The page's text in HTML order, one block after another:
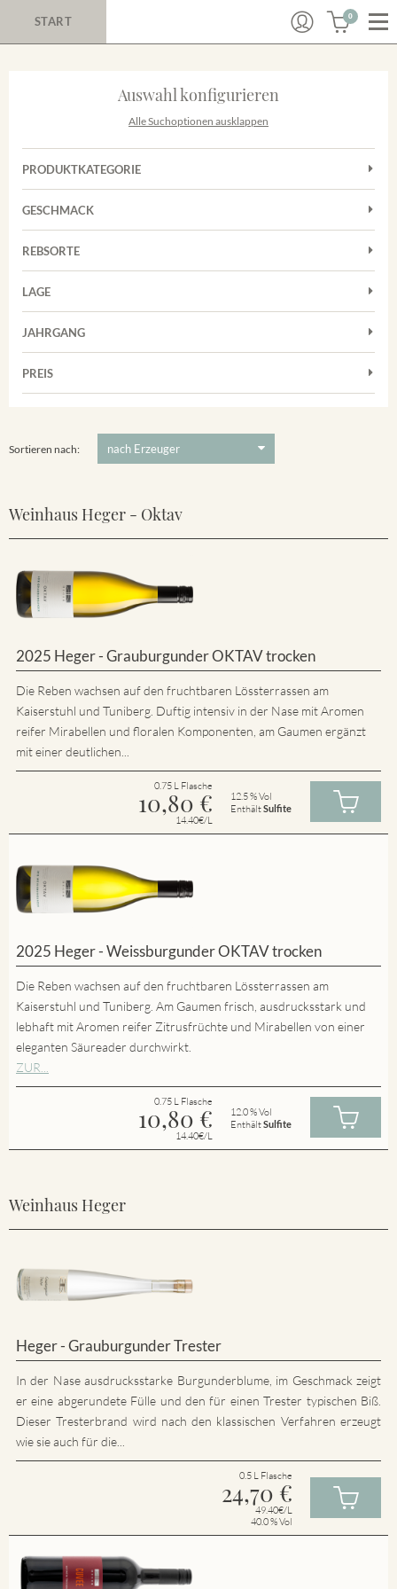
START 0
Auswahl konfigurieren
Alle Suchoptionen ausklappen
PRODUKTKATEGORIE
Cuvées
Sekt
Weißwein
GESCHMACK
Trocken
REBSORTE
Cuvée
Spätburgunder
LAGE
Merdinger Bühl
JAHRGANG
PREIS
Sortieren nach:
Weinhaus Heger - Oktav
2025 Heger - Grauburgunder OKTAV trocken
Die Reben wachsen auf den fruchtbaren Lössterrassen am
Kaiserstuhl und Tuniberg. Duftig intensiv in der Nase mit Aromen
reifer Mirabellen und floralen Komponenten, am Gaumen ergänzt
mit einer deutlichen...
0.75 L Flasche
10,80 €
14.40€/L
12.5 % Vol
EnthältSulfite
2025 Heger - Weissburgunder OKTAV trocken
Die Reben wachsen auf den fruchtbaren Lössterrassen am
Kaiserstuhl und Tuniberg. Am Gaumen frisch, ausdrucksstark und
lebhaft mit Aromen reifer Zitrusfrüchte und Mirabellen von einer
eleganten Säureader durchwirkt.
ZUR...
0.75 L Flasche
10,80 €
14.40€/L
12.0 % Vol
EnthältSulfite
Weinhaus Heger
Heger - Grauburgunder Trester
In der Nase ausdrucksstarke Burgunderblume, im Geschmack zeigt
er eine abgerundete Fülle und den für einen Trester typischen Biß.
Dieser Tresterbrand wird nach den klassischen Verfahren erzeugt
wie sie auch für die...
0.5 L Flasche
24,70 €
49.40€/L
40.0 % Vol